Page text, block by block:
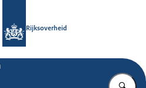
Rijksoverheid